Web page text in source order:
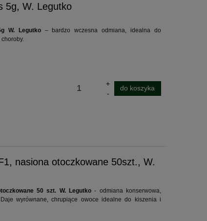
5g, W. Legutko
W. Legutko– bardzo wczesna odmiana, idealna do
do koszyka
nasiona otoczkowane 50szt., W.
50 szt. W. Legutko - odmiana konserwowa,
wyrównane, chrupiące owoce idealne do kiszenia i